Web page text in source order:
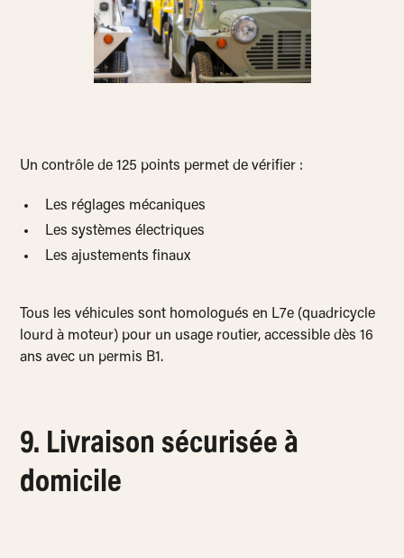
Un contrôle de 125 points permet de vérifier :
Les réglages mécaniques
Les systèmes électriques
Les ajustements finaux
Tous les véhicules sont homologués en L7e (quadricycle
lourd à moteur) pour un usage routier, accessible dès 16
ans avec un permis B1.
9. Livraison sécurisée à
domicile